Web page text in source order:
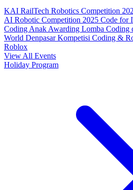
KAI RailTech Robotics Competition
AI Robotic Competition 2025 Code for
Coding Anak Awarding Lomba Coding
World DenpasarKompetisi Coding &
Roblox
View All Events
Holiday Program